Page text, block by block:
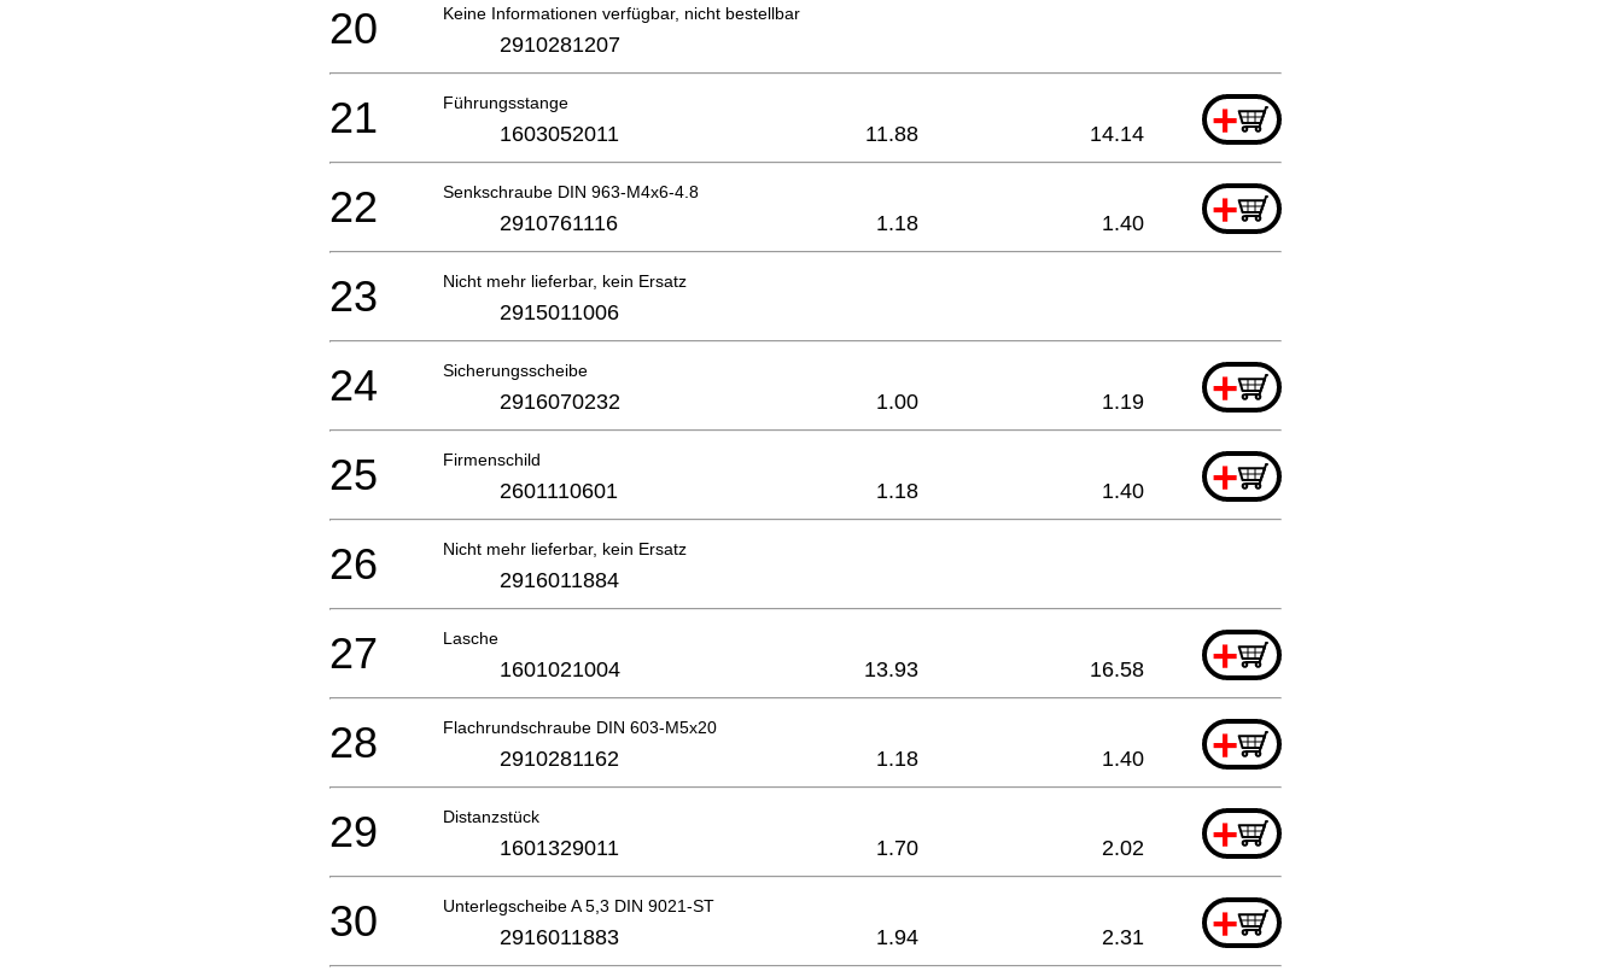
Keine Informationen verfügbar, nicht bestellbar
20 2910281207
Führungsstange +
21 1603052011 11.88 14.14
Senkschraube DIN 963-M4x6-4.8 +
22 2910761116 1.18 1.40
Nicht mehr lieferbar, kein Ersatz
23 2915011006
Sicherungsscheibe +
24 2916070232 1.00 1.19
Firmenschild +
25 2601110601 1.18 1.40
Nicht mehr lieferbar, kein Ersatz
26 2916011884
Lasche +
27 1601021004 13.93 16.58
Flachrundschraube DIN 603-M5x20 +
28 2910281162 1.18 1.40
Distanzstück +
29 1601329011 1.70 2.02
Unterlegscheibe A 5,3 DIN 9021-ST +
30 2916011883 1.94 2.31